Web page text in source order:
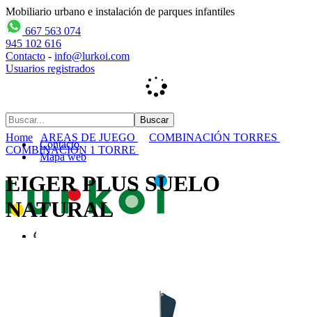
Mobiliario urbano e instalación de parques infantiles
667 563 074
945 102 616
Contacto - info@lurkoi.com
Usuarios registrados
Contacto
Mapa web
Home AREAS DE JUEGO
COMBINACIÓN TORRES
COMBINACIÓN 1 TORRE
EIGER PLUS SUELO
NATURAL